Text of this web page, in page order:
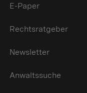
E-Paper
Rechtsratgeber
Newsletter
Anwaltssuche